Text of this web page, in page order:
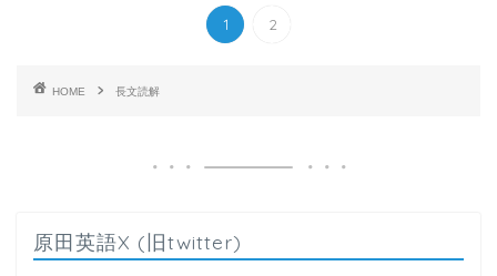
1 2
HOME 長文読解
原田英語X (旧twitter)